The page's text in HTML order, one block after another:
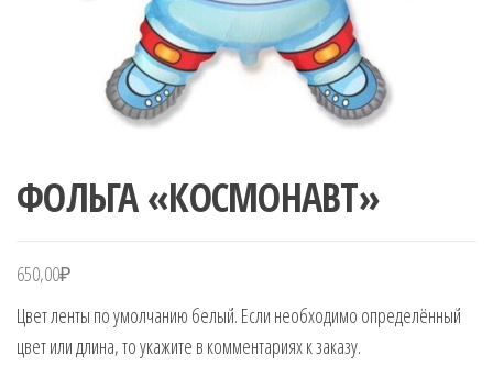
ФОЛЬГА «КОСМОНАВТ»
650,00₽
Цвет ленты по умолчанию белый. Если необходимо определённый
цвет или длина, то укажите в комментариях к заказу.